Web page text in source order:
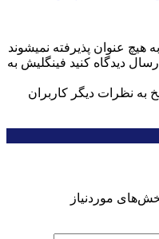
عنوان پذیرفته نمیشوند
دیدگاه کنید فینگلیش به
به نظرات دیگر کاربران
موردنیاز